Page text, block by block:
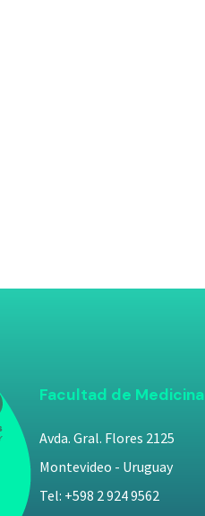
Facultad de Medicina
Avda. Gral. Flores 2125
Montevideo - Uruguay
Tel: +598 2 924 9562